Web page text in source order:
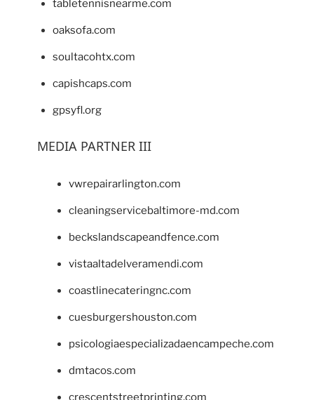
tabletennisnearme.com
oaksofa.com
soultacohtx.com
capishcaps.com
gpsyfl.org
MEDIA PARTNER III
vwrepairarlington.com
cleaningservicebaltimore-md.com
beckslandscapeandfence.com
vistaaltadelveramendi.com
coastlinecateringnc.com
cuesburgershouston.com
psicologiaespecializadaencampeche.com
dmtacos.com
crescentstreetprinting.com